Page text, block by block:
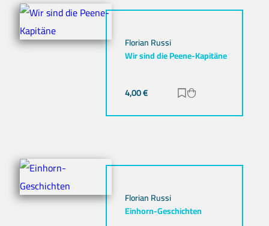
Florian Russi
Wir sind die Peene-Kapitäne
4,00€ Zur Merkliste
Florian Russi
Einhorn-Geschichten